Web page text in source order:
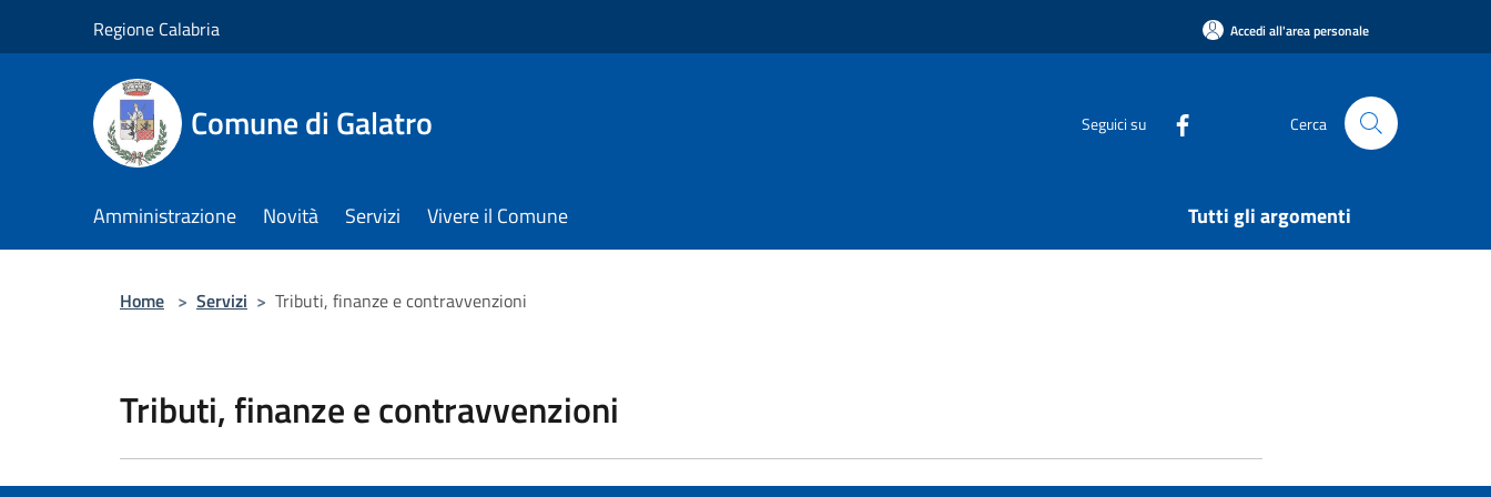
Regione Calabria Accedi all'area personale
Comune di Galatro Seguici su Cerca
Amministrazione Novità Servizi Vivere il Comune Tutti gli argomenti
Home > Servizi > Tributi, finanze e contravvenzioni
Tributi, finanze e contravvenzioni